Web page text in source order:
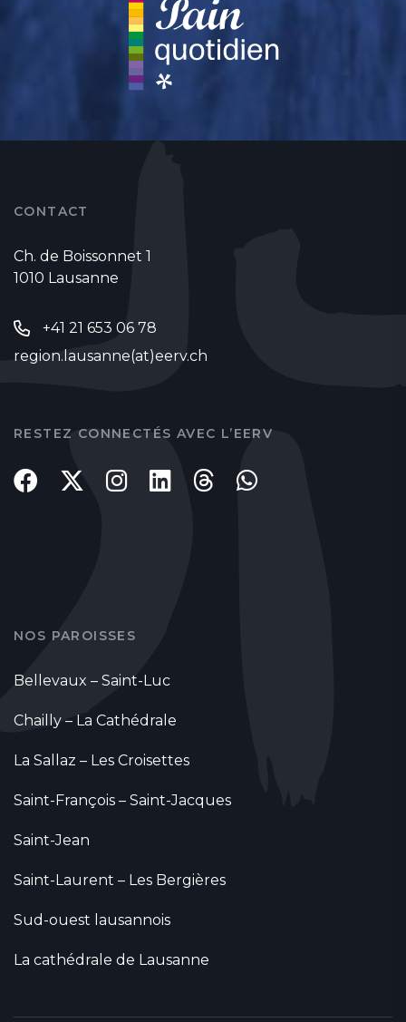
CONTACT
Ch. de Boissonnet 1
1010 Lausanne
+41 21 653 06 78
region.lausanne(at)eerv.ch
RESTEZ CONNECTÉS AVEC L’EERV
NOS PAROISSES
Bellevaux – Saint-Luc
Chailly – La Cathédrale
La Sallaz – Les Croisettes
Saint-François – Saint-Jacques
Saint-Jean
Saint-Laurent – Les Bergières
Sud-ouest lausannois
La cathédrale de Lausanne